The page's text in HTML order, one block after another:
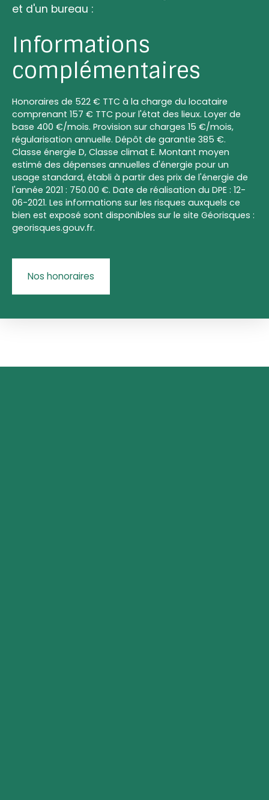
et d'un bureau :
Informations
complémentaires
Honoraires de 522 € TTC à la charge du locataire
comprenant 157 € TTC pour l'état des lieux. Loyer de
base 400 €/mois. Provision sur charges 15 €/mois,
régularisation annuelle. Dépôt de garantie 385 €.
Classe énergie D, Classe climat E. Montant moyen
estimé des dépenses annuelles d'énergie pour un
usage standard, établi à partir des prix de l'énergie de
l'année 2021 : 750.00 €. Date de réalisation du DPE : 12-
06-2021. Les informations sur les risques auxquels ce
bien est exposé sont disponibles sur le site Géorisques :
georisques.gouv.fr.
Nos honoraires